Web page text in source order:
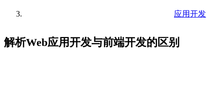
应用开发
解析Web应用开发与前端开发的区别